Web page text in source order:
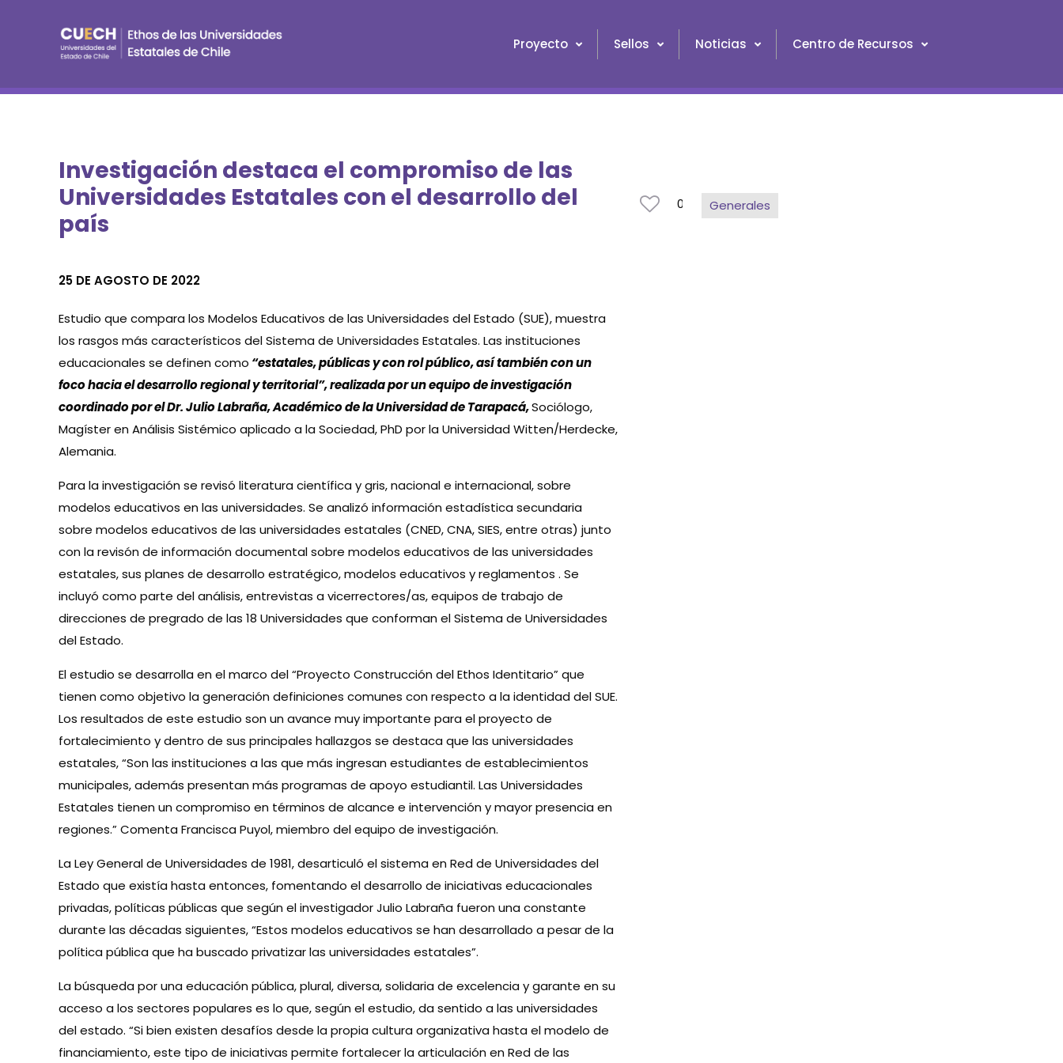
Proyecto Sellos Noticias Centro de Recursos
Investigación destaca el compromiso de las
Universidades Estatales con el desarrollo del
país
25 DE AGOSTO DE 2022
Estudio que compara los Modelos Educativos de las Universidades del Estado (SUE), muestra
los rasgos más característicos del Sistema de Universidades Estatales. Las instituciones
educacionales se definen como “estatales, públicas y con rol público, así también con un
foco hacia el desarrollo regional y territorial”, realizada por un equipo de investigación
coordinado por el Dr. Julio Labraña, Académico de la Universidad de Tarapacá,Sociólogo,
Magíster en Análisis Sistémico aplicado a la Sociedad, PhD por la Universidad Witten/Herdecke,
Alemania.
Para la investigación se revisó literatura científica y gris, nacional e internacional, sobre
modelos educativos en las universidades. Se analizó información estadística secundaria
sobre modelos educativos de las universidades estatales (CNED, CNA, SIES, entre otras) junto
con la revisón de información documental sobre modelos educativos de las universidades
estatales, sus planes de desarrollo estratégico, modelos educativos y reglamentos . Se
incluyó como parte del análisis, entrevistas a vicerrectores/as, equipos de trabajo de
direcciones de pregrado de las 18 Universidades que conforman el Sistema de Universidades
del Estado.
El estudio se desarrolla en el marco del “Proyecto Construcción del Ethos Identitario” que
tienen como objetivo la generación definiciones comunes con respecto a la identidad del SUE.
Los resultados de este estudio son un avance muy importante para el proyecto de
fortalecimiento y dentro de sus principales hallazgos se destaca que las universidades
estatales, “Son las instituciones a las que más ingresan estudiantes de establecimientos
municipales, además presentan más programas de apoyo estudiantil. Las Universidades
Estatales tienen un compromiso en términos de alcance e intervención y mayor presencia en
regiones.” Comenta Francisca Puyol, miembro del equipo de investigación.
La Ley General de Universidades de 1981, desarticuló el sistema en Red de Universidades del
Estado que existía hasta entonces, fomentando el desarrollo de iniciativas educacionales
privadas, políticas públicas que según el investigador Julio Labraña fueron una constante
durante las décadas siguientes, “Estos modelos educativos se han desarrollado a pesar de la
política pública que ha buscado privatizar las universidades estatales”.
La búsqueda por una educación pública, plural, diversa, solidaria de excelencia y garante en su
acceso a los sectores populares es lo que, según el estudio, da sentido a las universidades
del estado. “Si bien existen desafíos desde la propia cultura organizativa hasta el modelo de
financiamiento, este tipo de iniciativas permite fortalecer la articulación en Red de las
0 Generales